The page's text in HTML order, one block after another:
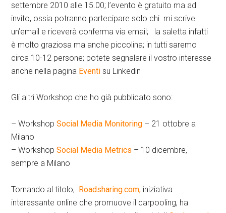
settembre 2010 alle 15.00; l’evento è gratuito ma ad
invito, ossia potranno partecipare solo chi mi scrive
un’email e riceverà conferma via email; la saletta infatti
è molto graziosa ma anche piccolina; in tutti saremo
circa 10-12 persone; potete segnalare il vostro interesse
anche nella pagina Eventisu Linkedin
Gli altri Workshop che ho già pubblicato sono:
– Workshop Social Media Monitoring – 21 ottobre a
Milano
– WorkshopSocial Media Metrics – 10 dicembre,
sempre a Milano
Tornando al titolo, Roadsharing.com, iniziativa
interessante online che promuove il carpooling, ha